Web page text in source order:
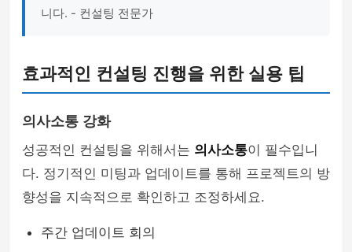
니다. - 컨설팅 전문가
효과적인 컨설팅 진행을 위한 실용 팁
의사소통 강화
성공적인 컨설팅을 위해서는 의사소통이 필수입니
다. 정기적인 미팅과 업데이트를 통해 프로젝트의 방
향성을 지속적으로 확인하고 조정하세요.
주간 업데이트 회의